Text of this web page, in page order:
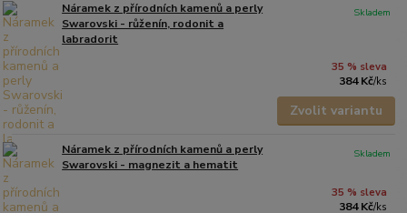
Náramek z přírodních kamenů a perly
Swarovski - růženín, rodonit a
labradorit
35 % sleva
384 Kč/ks
Skladem
Zvolit variantu
Náramek z přírodních kamenů a perly
Swarovski - magnezit a hematit
35 % sleva
384 Kč/ks
Skladem